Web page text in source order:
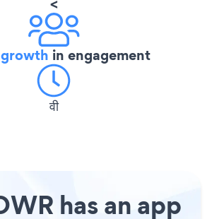
<
in engagement
वी
has an app